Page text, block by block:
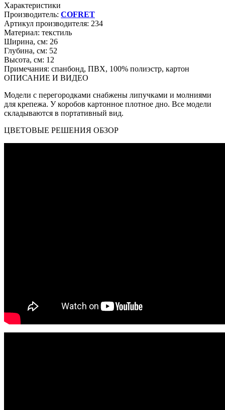
Характеристики
Производитель: COFRET
Артикул производителя: 234
Материал: текстиль
Ширина, см: 26
Глубина, см: 52
Высота, см: 12
Примечания: спанбонд, ПВХ, 100% полиэстр, картон
ОПИСАНИЕ И ВИДЕО
Модели с перегородками снабжены липучками и молниями
для крепежа. У коробов картонное плотное дно. Все модели
складываются в портативный вид.
ЦВЕТОВЫЕ РЕШЕНИЯ ОБЗОР